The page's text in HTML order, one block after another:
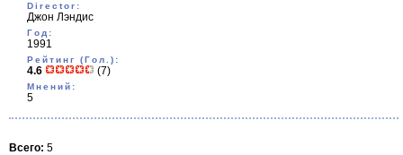
Director:
Джон Лэндис
Год:
1991
Рейтинг (Гол.):
4.6 (7)
Мнений:
5
Всего: 5